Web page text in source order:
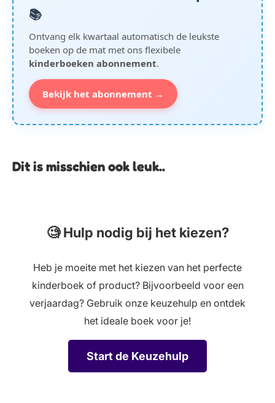
📚
Ontvang elk kwartaal automatisch de leukste
boeken op de mat met ons flexibele
kinderboeken abonnement.
Bekijk het abonnement →
Dit is misschien ook leuk..
🧐 Hulp nodig bij het kiezen?
Heb je moeite met het kiezen van het perfecte
kinderboek of product? Bijvoorbeeld voor een
verjaardag? Gebruik onze keuzehulp en ontdek
het ideale boek voor je!
Start de Keuzehulp